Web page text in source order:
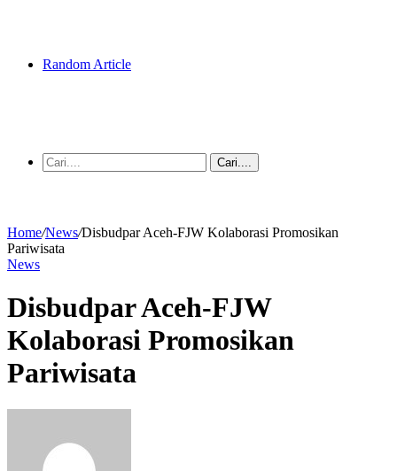
Random Article
Cari....
Home/News/Disbudpar Aceh-FJW Kolaborasi Promosikan
Pariwisata
News
Disbudpar Aceh-FJW
Kolaborasi Promosikan
Pariwisata